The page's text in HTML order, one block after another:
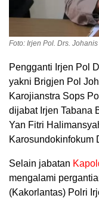
Foto: Irjen Pol. Drs.
Pengganti Irjen Pol
yakni Brigjen Pol
Karojianstra Sops
dijabat Irjen Tabana
Yan Fitri
Karosundokinfokum
Selain jabatan
mengalami
(Kakorlantas) Polri